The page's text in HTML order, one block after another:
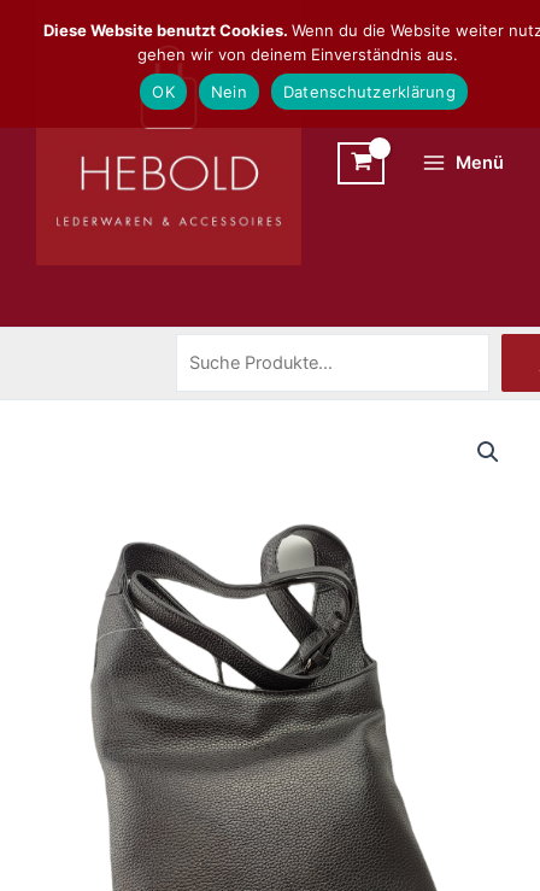
Inhalt
Menü
Diese Website benutzt Cookies. Wenn du die Website weiter
gehen wir von deinem Einverständnis aus.
OK
Nein Datenschutzerklärung